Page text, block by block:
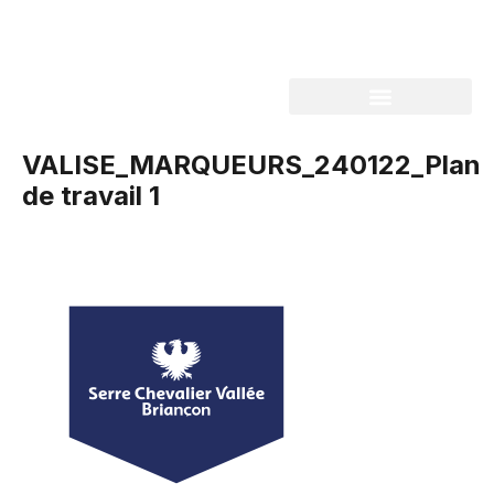
VALISE_MARQUEURS_240122_Plan
de travail 1